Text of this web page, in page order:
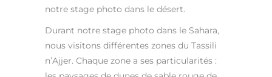
notre stage photo dans le désert.
Durant notre stage photo dans le Sahara,
nous visitons différentes zones du Tassili
n’Ajjer. Chaque zone a ses particularités :